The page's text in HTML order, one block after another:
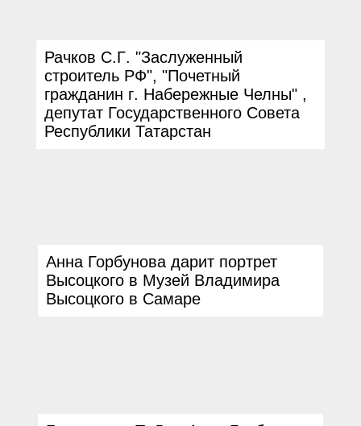
Рачков С.Г. "Заслуженный
строитель РФ", "Почетный
гражданин г. Набережные Челны" ,
депутат Государственного Совета
Республики Татарстан
Анна Горбунова дарит портрет
Высоцкого в Музей Владимира
Высоцкого в Самаре